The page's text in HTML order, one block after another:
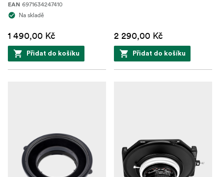
EAN 6971634247410
Na skladě
1 490,00 Kč
Přidat do košíku
2 290,00 Kč
Přidat do košíku